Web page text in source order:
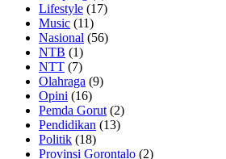
Lifestyle (17)
Music (11)
Nasional (56)
NTB (1)
NTT (7)
Olahraga (9)
Opini (16)
Pemda Gorut (2)
Pendidikan (13)
Politik (18)
Provinsi Gorontalo (2)